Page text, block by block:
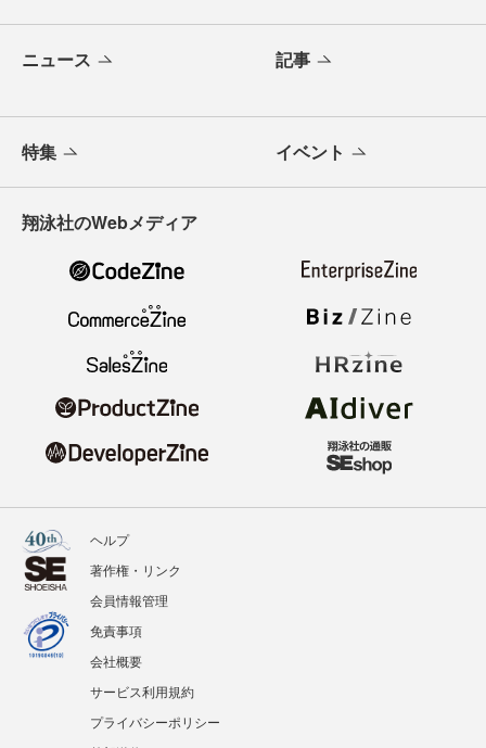
ニュース 記事
特集 イベント
翔泳社のWebメディア
ヘルプ
著作権・リンク
会員情報管理
免責事項
会社概要
サービス利用規約
プライバシーポリシー